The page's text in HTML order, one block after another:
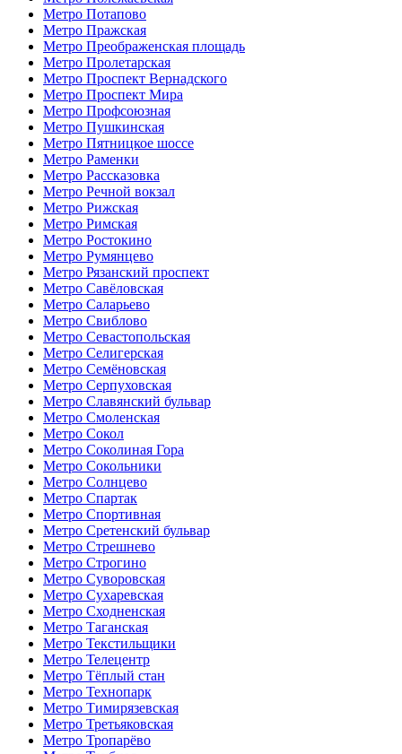
Метро Потапово
Метро Пражская
Метро Преображенская площадь
Метро Пролетарская
Метро Проспект Вернадского
Метро Проспект Мира
Метро Профсоюзная
Метро Пушкинская
Метро Пятницкое шоссе
Метро Раменки
Метро Рассказовка
Метро Речной вокзал
Метро Рижская
Метро Римская
Метро Ростокино
Метро Румянцево
Метро Рязанский проспект
Метро Савёловская
Метро Саларьево
Метро Свиблово
Метро Севастопольская
Метро Селигерская
Метро Семёновская
Метро Серпуховская
Метро Славянский бульвар
Метро Смоленская
Метро Сокол
Метро Соколиная Гора
Метро Сокольники
Метро Солнцево
Метро Спартак
Метро Спортивная
Метро Сретенский бульвар
Метро Стрешнево
Метро Строгино
Метро Суворовская
Метро Сухаревская
Метро Сходненская
Метро Таганская
Метро Текстильщики
Метро Телецентр
Метро Тёплый стан
Метро Технопарк
Метро Тимирязевская
Метро Третьяковская
Метро Тропарёво